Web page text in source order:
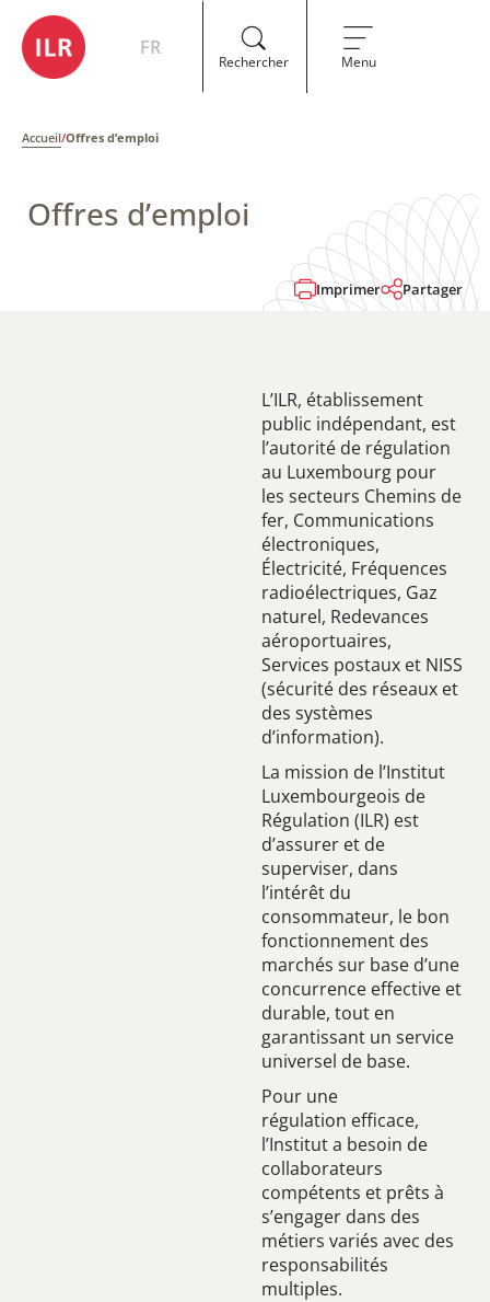
FR
Rechercher Menu
Accueil/Offres d’emploi
Offres d’emploi
Imprimer Partager
L’ILR, établissement
public indépendant, est
l’autorité de régulation
au Luxembourg pour
les secteurs Chemins de
fer, Communications
électro­niques,
Électricité, Fréquences
radioélectriques, Gaz
naturel, Redevances
aéroportuaires,
Services postaux et NISS
(sécurité des réseaux et
des systèmes
d’information)​.
La mission de l’Institut
Luxembourgeois de
Régulation (ILR) est
d’assurer et de
superviser, dans
l’intérêt du
consommateur, le bon
fonctionnement des
marchés sur base d’une
concurrence effective et
durable, tout en
garantissant un service
universel de base.
Pour une
régulation efficace,
l’Institut a besoin de
collaborateurs
compétents et prêts à
s’engager dans des
métiers variés avec des
responsabilités
multiples.​